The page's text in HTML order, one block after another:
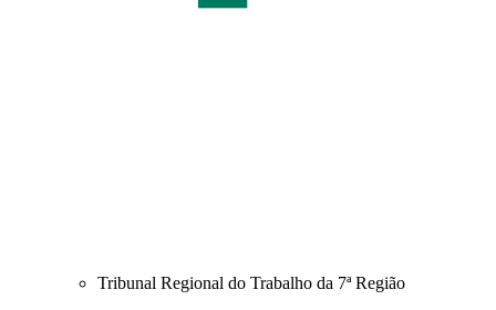
Tribunal Regional do Trabalho da 7ª Região